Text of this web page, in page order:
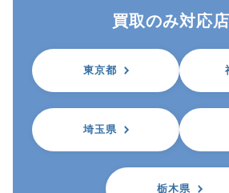
買取のみ対応
東京都
埼玉県
栃木県